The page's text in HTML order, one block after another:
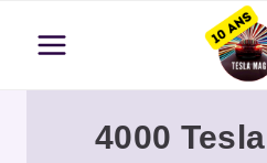
contenu
4000